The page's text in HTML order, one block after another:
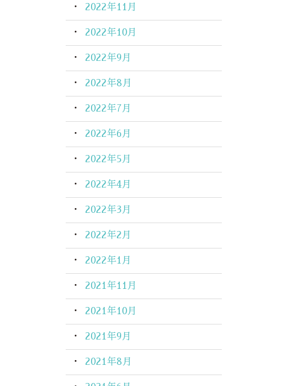
2022年11月
2022年10月
2022年9月
2022年8月
2022年7月
2022年6月
2022年5月
2022年4月
2022年3月
2022年2月
2022年1月
2021年11月
2021年10月
2021年9月
2021年8月